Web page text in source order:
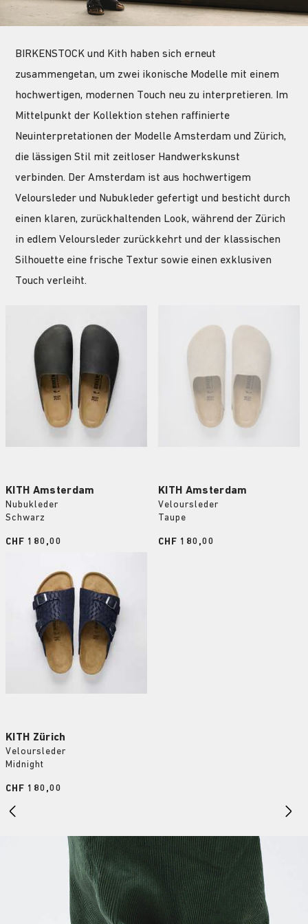
BIRKENSTOCK und Kith haben sich erneut
zusammengetan, um zwei ikonische Modelle mit einem
hochwertigen, modernen Touch neu zu interpretieren. Im
Mittelpunkt der Kollektion stehen raffinierte
Neuinterpretationen der Modelle Amsterdam und Zürich,
die lässigen Stil mit zeitloser Handwerkskunst
verbinden. Der Amsterdam ist aus hochwertigem
Veloursleder und Nubukleder gefertigt und besticht durch
einen klaren, zurückhaltenden Look, während der Zürich
in edlem Veloursleder zurückkehrt und der klassischen
Silhouette eine frische Textur sowie einen exklusiven
Touch verleiht.
KITH Amsterdam
Nubukleder
Schwarz
Price:
CHF 180,00
KITH Amsterdam
Veloursleder
Taupe
Price:
CHF 180,00
KITH Zürich
Veloursleder
Midnight
Price:
CHF 180,00